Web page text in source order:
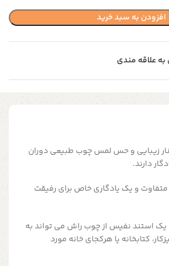
افزودن به سبد خرید
به علاقه مندی
زیبایی و حس لمس چوب طبیعی دوران
دارند.
و یک یادگاری خاص برای رفیقت
استند نفیس از چوب راش می تواند به
کتابخانه یا هرکجای خانه مورد